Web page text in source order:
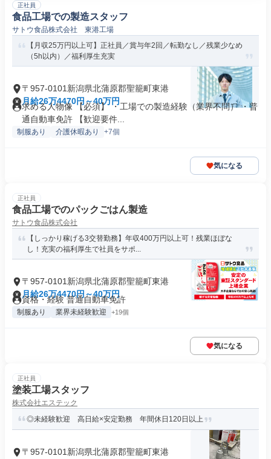
正社員
食品工場での製造スタッフ
サトウ食品株式会社 東港工場
【月収25万円以上可】正社員／賞与年2回／転勤なし／残業少なめ
（5h以内）／福利厚生充実
〒957-0101新潟県北蒲原郡聖籠町東港
月給26万4470円～40万円
求める人物像 【必須】 ・工場での製造経験（業界不問） ・普
通自動車免許 【歓迎要件...
制服あり 介護休暇あり +7個
気になる
正社員
食品工場でのパックごはん製造
サトウ食品株式会社
【しっかり稼げる3交替勤務】年収400万円以上可！残業ほぼな
し！充実の福利厚生で社員をサポ...
〒957-0101新潟県北蒲原郡聖籠町東港
月給26万4470円～40万円
資格・経験 普通自動車免許
制服あり 業界未経験歓迎 +19個
気になる
正社員
塗装工場スタッフ
株式会社エステック
◎未経験歓迎 高日給×安定勤務 年間休日120日以上
〒957-0101新潟県北蒲原郡聖籠町東港